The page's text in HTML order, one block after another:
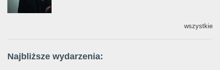
wszystkie
Najbliższe wydarzenia: